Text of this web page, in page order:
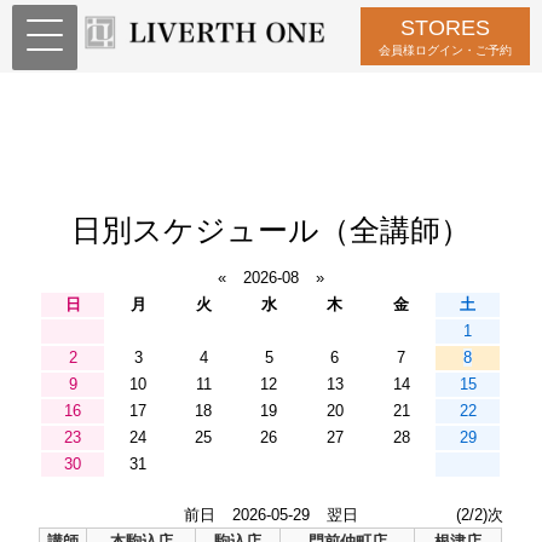
STORES
会員様ログイン・ご予約
日別スケジュール（全講師）
« 2026-08
»
日
月 火 水 木 金
土
1
2
3 4 5 6 7
8
9
10 11 12 13 14
15
16
17 18 19 20 21
22
23
24 25 26 27 28
29
30
31
前日 2026-05-29 翌日
(2/2)次